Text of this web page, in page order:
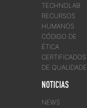
TECHNOLAB
RECURSOS
HUMANOS
CÓDIGO DE
ÉTICA
CERTIFICADOS
DE QUALIDADE
NOTICIAS
NEWS